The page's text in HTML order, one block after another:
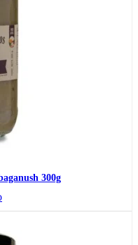
300g